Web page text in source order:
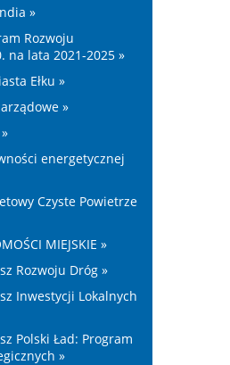
»
Rozwoju
na lata 2021-2025 »
Ełku »
»
energetycznej
Czyste Powietrze
MIEJSKIE »
Rozwoju Dróg »
Inwestycji Lokalnych
Polski Ład: Program
»